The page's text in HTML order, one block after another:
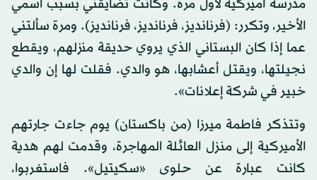
مدرسة أميركية لأول مرة. وكانت تضايقني بسبب اسمي
الأخير، وتكرر: (فرنانديز، فرنانديز، فرنانديز). ومرة سألتني
عما إذا كان البستاني الذي يروي حديقة منزلهم، ويقطع
نجيلتها، ويقتل أعشابها، هو والدي. فقلت لها إن والدي
خبير في شركة إعلانات».
وتتذكر فاطمة ميرزا (من باكستان) يوم جاءت جارتهم
الأميركية إلى منزل العائلة المهاجرة، وقدمت لهم هدية
كانت عبارة عن حلوى «سكيتيل». فاستغربوا،